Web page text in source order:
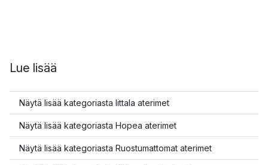
Lue lisää
Näytä lisää kategoriasta Iittala aterimet
Näytä lisää kategoriasta Hopea aterimet
Näytä lisää kategoriasta Ruostumattomat aterimet